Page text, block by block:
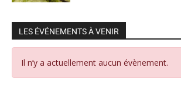
LES ÉVÉNEMENTS À VENIR
Il n’y a actuellement aucun évènement.